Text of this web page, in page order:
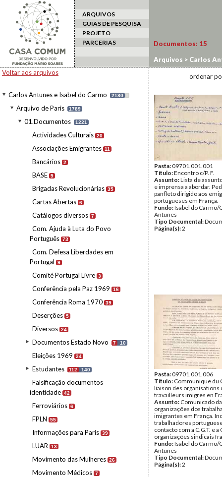
ARQUIVOS
GUIAS DE PESQUISA
PROJETO
PARCERIAS
Voltar aos arquivos
Carlos Antunes e Isabel do Carmo 2180 I
Arquivo de Paris 1789
01.Documentos 1221
Actividades Culturais 20
Associações Emigrantes 11
Bancários 2
BASE 9
Brigadas Revolucionárias 35
Cartas Abertas 6
Catálogos diversos 7
Com. Ajuda à Luta do Povo
Português 73
Com. Defesa Liberdades em
Portugal
9
Comité Portugal Livre 3
Conferência pela Paz 1969 16
Conferência Roma 1970 39
Deserções 5
Diversos 24
Documentos Estado Novo 7 10
Eleições 1969 24
Estudantes 112 140
Falsificação documentos
identidade 42
Ferroviários 6
FPLN 55
Informações para Paris 39
LUAR 13
Movimento das Mulheres 26
Movimento Médicos 7
Documentos: 15
Arquivos > Carlos
Francês
ordenar
Pasta:09701.001.001
Título:Encontro c/P. F.
Assunto:Lista de
e imprensa a abordar.
panfleto dirigido aos
portugueses em França.
Fundo:Isabel do Carmo/
Antunes
Tipo Documental:
Página(s):2
Pasta:09701.001.006
Título: Communique du
liaison des organisations
travailleurs imigres en
Assunto: Comunicado
organizações dos
imigrantes em França.
trabalhadores
contacto com a C.G.T. e a
organizações sindicais
Fundo:Isabel do Carmo/
Antunes
Tipo Documental:
Página(s):2